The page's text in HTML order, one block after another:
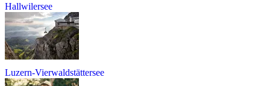
Hallwilersee
Luzern-Vierwaldstättersee